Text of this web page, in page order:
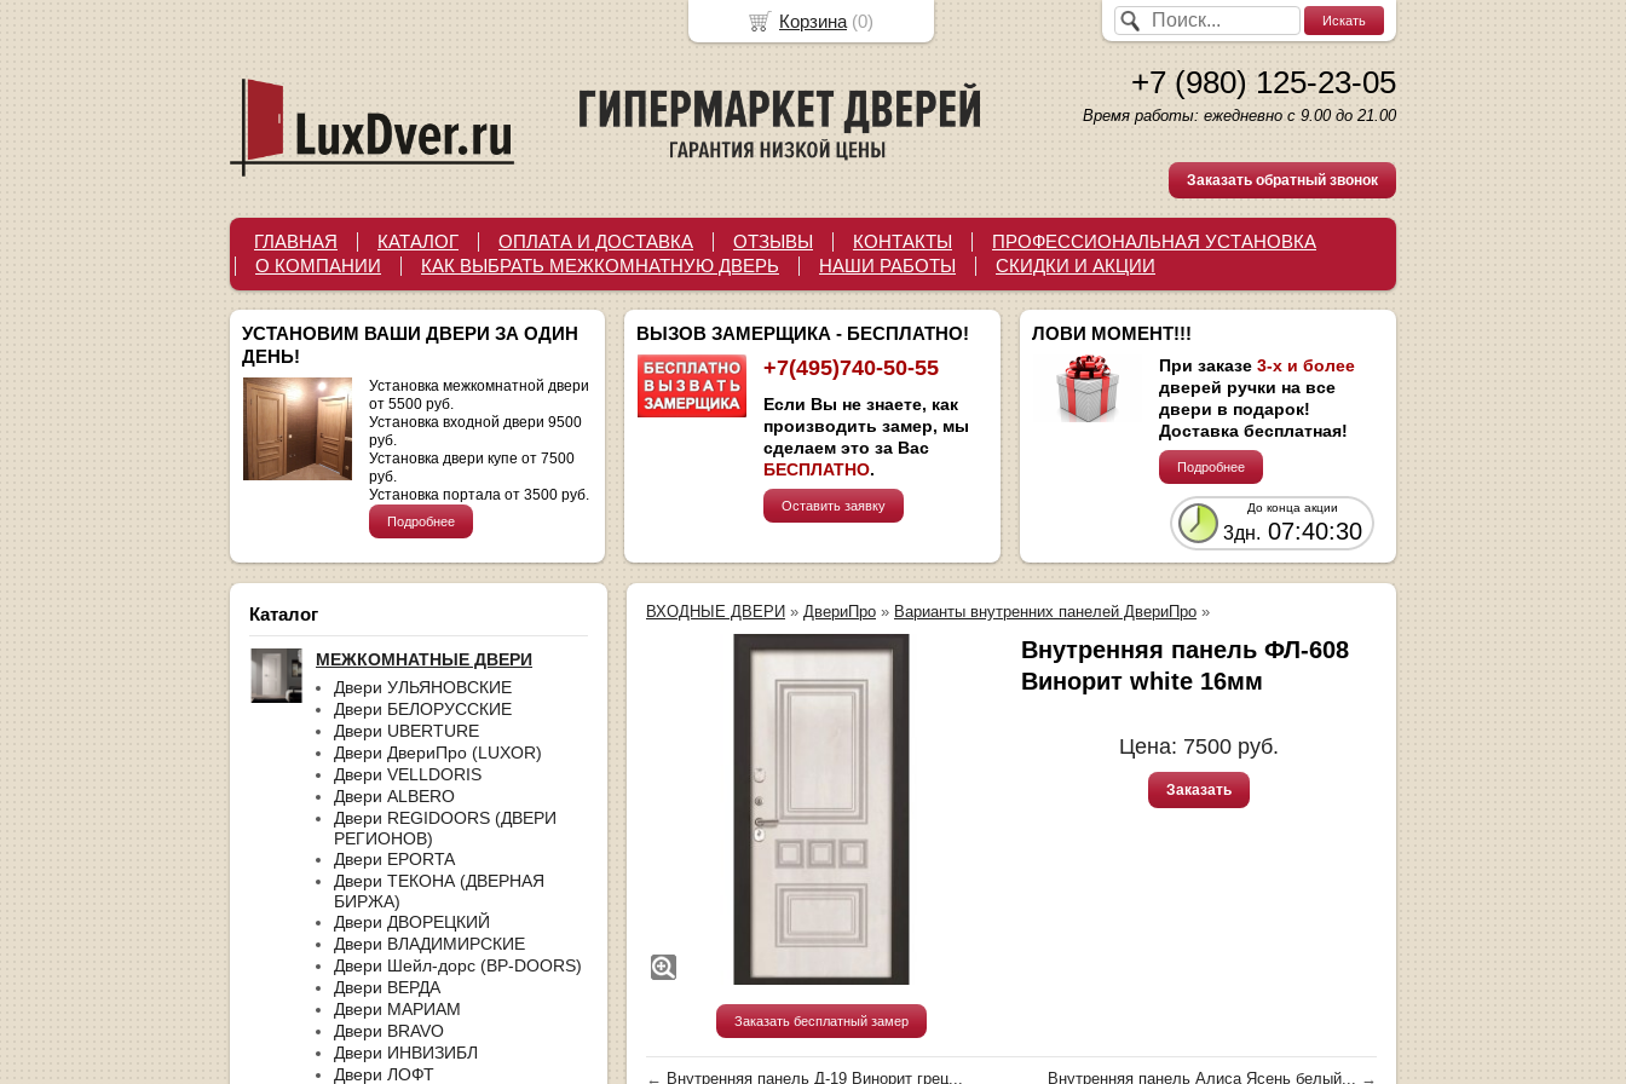
+7 (980) 125-23-05
Время работы: ежедневно с 9.00 до 21.00
Заказать обратный звонок
ГЛАВНАЯ КАТАЛОГ ОПЛАТА И ДОСТАВКА ОТЗЫВЫ КОНТАКТЫ
ПРОФЕССИОНАЛЬНАЯ УСТАНОВКА
О КОМПАНИИ
КАК ВЫБРАТЬ МЕЖКОМНАТНУЮ ДВЕРЬ НАШИ РАБОТЫ СКИДКИ И АКЦИИ
УСТАНОВИМ ВАШИ ДВЕРИ ЗА ОДИН
ДЕНЬ!
Установка межкомнатной двери
от 5500 руб.
Установка входной двери 9500
руб.
Установка двери купе от 7500
руб.
Установка портала от 3500 руб.
Подробнее
ВЫЗОВ ЗАМЕРЩИКА - БЕСПЛАТНО!
+7(495)740-50-55
Если Вы не знаете, как
производить замер, мы
сделаем это за Вас
БЕСПЛАТНО.
Оставить заявку
ЛОВИ МОМЕНТ!!!
При заказе 3-х и более
дверей ручки на все
двери в подарок!
Доставка бесплатная!
Подробнее
До конца акции
3дн. 07:40:29
Каталог
МЕЖКОМНАТНЫЕ ДВЕРИ
Двери УЛЬЯНОВСКИЕ
Двери БЕЛОРУССКИЕ
Двери UBERTURE
Двери ДвериПро (LUXOR)
Двери VELLDORIS
Двери ALBERO
Двери REGIDOORS (ДВЕРИ
РЕГИОНОВ)
Двери EPORTA
Двери ТЕКОНА (ДВЕРНАЯ
БИРЖА)
Двери ДВОРЕЦКИЙ
Двери ВЛАДИМИРСКИЕ
Двери Шейл-дорс (BP-DOORS)
Двери ВЕРДА
Двери МАРИАМ
Двери BRAVO
Двери ИНВИЗИБЛ
Двери ЛОФТ
ВХОДНЫЕ ДВЕРИ » ДвериПро » Варианты внутренних панелей ДвериПро »
Заказать бесплатный замер
Внутренняя панель ФЛ-608
Винорит white 16мм
Цена: 7500 руб.
Заказать
← Внутренняя панель Д-19 Винорит грец... Внутренняя панель Алиса Ясень белый... →
Корзина (0)